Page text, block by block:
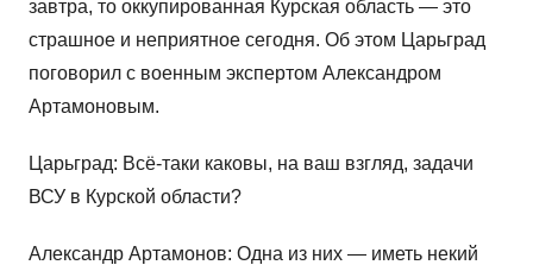
завтра, то оккупированная Курская область — это
страшное и неприятное сегодня. Об этом Царьград
поговорил с военным экспертом Александром
Артамоновым.
Царьград: Всё-таки каковы, на ваш взгляд, задачи
ВСУ в Курской области?
Александр Артамонов: Одна из них — иметь некий